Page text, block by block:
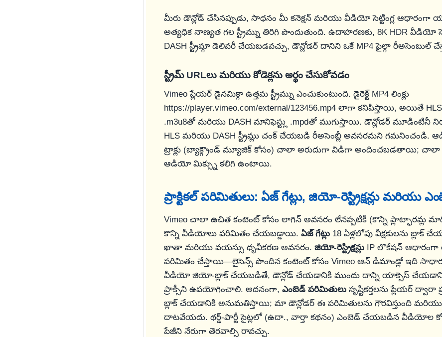
మీరు డౌన్లోడ్ చేసినప్పుడు, సాధనం మీ కనెక్షన్ మరియు వీడియో సెట్టింగ్ల
అత్యధిక నాణ్యత గల స్ట్రీమ్ను తిరిగి పొందుతుంది. ఉదాహరణకు, 8K HDR వీడియో
DASH స్ట్రీమ్గా డెలివరీ చేయబడవచ్చు, డౌన్లోడర్ దానిని ఒకే MP4 ఫైల్గా రీఅసెంబుల్
స్ట్రీమ్ URLలు మరియు కోడెక్లను అర్థం చేసుకోవడం
Vimeo ప్లేయర్ డైనమిక్గా ఉత్తమ స్ట్రీమ్ను ఎంచుకుంటుంది. డైరెక్ట్ MP4 లింక్లు
https://player.vimeo.com/external/123456.mp4 లాగా కనిపిస్తాయి, అయితే HLS
.m3u8తో మరియు DASH మానిఫెస్ట్లు .mpdతో ముగుస్తాయి. డౌన్లోడర్ మూడింటినీ
HLS మరియు DASH స్ట్రీమ్లు చంక్ చేయబడి రీఅసెంబ్లీ అవసరమని
ట్రాక్లు (బ్యాక్గ్రౌండ్ మ్యూజిక్ కోసం) చాలా అరుదుగా విడిగా అందించబడతాయి; చాలా
ఆడియో మిక్స్ను కలిగి ఉంటాయి.
ప్రాక్టికల్ పరిమితులు: ఏజ్ గేట్లు, జియో-రెస్ట్రిక్షన్లు మరియు
Vimeo చాలా ఉచిత కంటెంట్ కోసం లాగిన్ అవసరం లేనప్పటికీ (కొన్ని ప్లాట్ఫారమ్ల
కొన్ని వీడియోలు పరిమితం చేయబడ్డాయి. ఏజ్ గేట్లు 18 ఏళ్లలోపు వీక్షకులను బ్లాక్
ఖాతా మరియు వయస్సు ధృవీకరణ అవసరం. జియో-రెస్ట్రిక్షన్లు IP లొకేషన్ ఆధారంగా
పరిమితం చేస్తాయి—లైసెన్స్ పొందిన కంటెంట్ కోసం Vimeo ఆన్ డిమాండ్లో ఇది
వీడియో జియో-బ్లాక్ చేయబడితే, డౌన్లోడ్ చేయడానికి ముందు దాన్ని యాక్సెస్
ప్రాక్సీని ఉపయోగించాలి. అదనంగా, ఎంబెడ్ పరిమితులు సృష్టికర్తలను ప్లేయర్ ద్వారా
బ్లాక్ చేయడానికి అనుమతిస్తాయి; మా డౌన్లోడర్ ఈ పరిమితులను గౌరవిస్తుంది
దాటవేయదు. థర్డ్-పార్టీ సైట్లలో (ఉదా., వార్తా కథనం) ఎంబెడ్ చేయబడిన వీడియోల
పేజీని నేరుగా తెరవాల్సి రావచ్చు.